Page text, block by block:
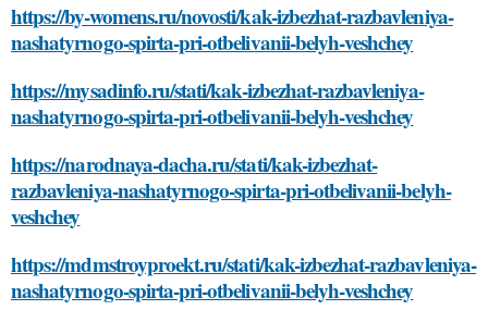
https://by-womens.ru/novosti/kak-izbezhat-razbavleniya-
nashatyrnogo-spirta-pri-otbelivanii-belyh-veshchey
https://mysadinfo.ru/stati/kak-izbezhat-razbavleniya-
nashatyrnogo-spirta-pri-otbelivanii-belyh-veshchey
https://narodnaya-dacha.ru/stati/kak-izbezhat-
razbavleniya-nashatyrnogo-spirta-pri-otbelivanii-belyh-
veshchey
https://mdmstroyproekt.ru/stati/kak-izbezhat-razbavleniya-
nashatyrnogo-spirta-pri-otbelivanii-belyh-veshchey